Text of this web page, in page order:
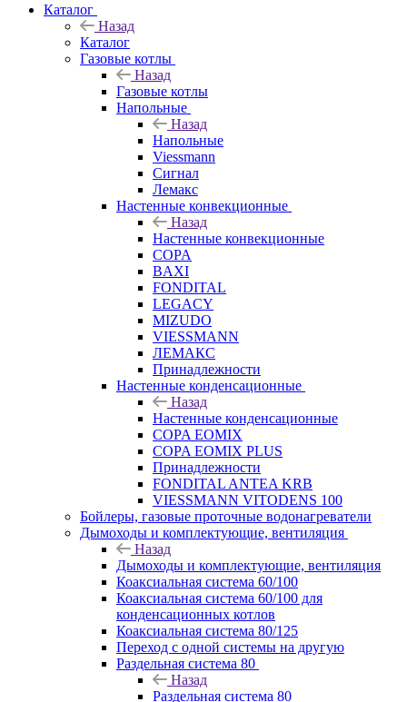
Каталог
Назад
Каталог
Газовые котлы
Назад
Газовые котлы
Напольные
Назад
Напольные
Viessmann
Сигнал
Лемакс
Настенные конвекционные
Назад
Настенные конвекционные
COPA
BAXI
FONDITAL
LEGACY
MIZUDO
VIESSMANN
ЛЕМАКС
Принадлежности
Настенные конденсационные
Назад
Настенные конденсационные
COPA EOMIX
COPA EOMIX PLUS
Принадлежности
FONDITAL ANTEA KRB
VIESSMANN VITODENS 100
Бойлеры, газовые проточные водонагреватели
Дымоходы и комплектующие, вентиляция
Назад
Дымоходы и комплектующие, вентиляция
Коаксиальная система 60/100
Коаксиальная система 60/100 для
конденсационных котлов
Коаксиальная система 80/125
Переход с одной системы на другую
Раздельная система 80
Назад
Раздельная система 80